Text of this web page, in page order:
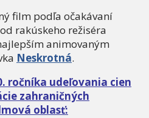
film podľa očakávaní
od rakúskeho režiséra
animovaným
Neskrotná.
ročníka udeľovania cien
zahraničných
oblasť: